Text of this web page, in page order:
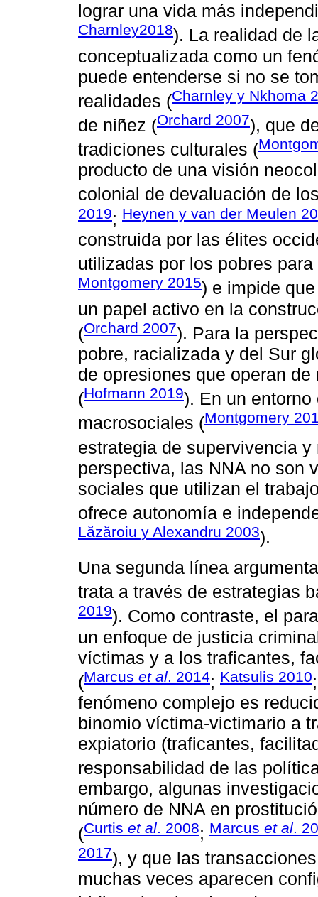
lograr una vida más
Charnley2018). La realidad de
conceptualizada como un
puede entenderse si no se
realidades (Charnley y Nkhoma
de niñez (Orchard 2007), que
tradiciones culturales (
producto de una visión
colonial de devaluación de
2019; Heynen y van der Meulen
construida por las élites
utilizadas por los pobres
Montgomery 2015) e impide
un papel activo en la
(Orchard 2007). Para la
pobre, racializada y del Sur
de opresiones que operan
(Hofmann 2019). En un
macrosociales (Montgomery
estrategia de supervivencia y
perspectiva, las NNA no son
sociales que utilizan el
ofrece autonomía e
Lăzăroiu y Alexandru 2003).
Una segunda línea
trata a través de estrategias
2019). Como contraste, el
un enfoque de justicia
víctimas y a los traficantes,
(Marcus et al. 2014; Katsulis 2010
fenómeno complejo es
binomio víctima-victimario a
expiatorio (traficantes,
responsabilidad de las
embargo, algunas
número de NNA en
(Curtis et al. 2008; Marcus et al.
2017), y que las
muchas veces aparecen